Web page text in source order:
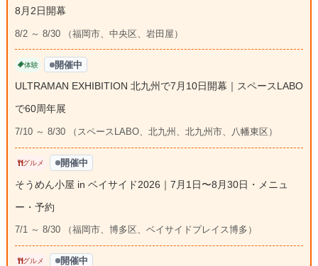
8月2日開幕
8/2 ～ 8/30 （福岡市、中央区、岩田屋）
体験 開催中
ULTRAMAN EXHIBITION 北九州で7月10日開幕｜スペースLABO
で60周年展
7/10 ～ 8/30 （スペースLABO、北九州、北九州市、八幡東区）
グルメ 開催中
そうめん小屋 in ベイサイド2026｜7月1日〜8月30日・メニュ
ー・予約
7/1 ～ 8/30 （福岡市、博多区、ベイサイドプレイス博多）
グルメ 開催中